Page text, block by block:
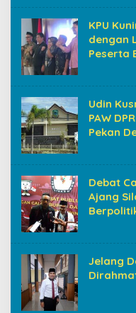
KPU
dengan
Peserta
Udin
PAW
Pekan
Debat
Ajang
Jelang